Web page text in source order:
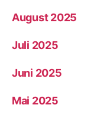
August 2025
Juli 2025
Juni 2025
Mai 2025